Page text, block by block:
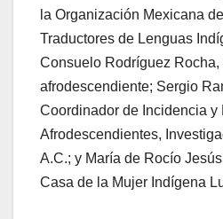
la Organización Mexicana
Traductores de Lenguas
Consuelo Rodríguez Rocha,
afrodescendiente; Sergio
Coordinador de Incidencia
Afrodescendientes,
A.C.; y María de Rocío
Casa de la Mujer Indígena